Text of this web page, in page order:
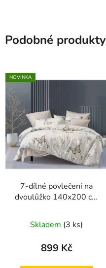
Podobné produkty
NOVINKA
7-dílné povlečení na
dvoulůžko 140x200 cm
Skladem (3 ks)
899 Kč